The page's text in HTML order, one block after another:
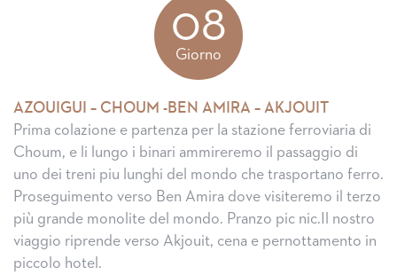
08
Giorno
AZOUIGUI – CHOUM -BEN AMIRA – AKJOUIT
Prima colazione e partenza per la stazione ferroviaria di
Choum, e li lungo i binari ammireremo il passaggio di
uno dei treni piu lunghi del mondo che trasportano ferro.
Proseguimento verso Ben Amira dove visiteremo il terzo
più grande monolite del mondo. Pranzo pic nic.Il nostro
viaggio riprende verso Akjouit, cena e pernottamento in
piccolo hotel.